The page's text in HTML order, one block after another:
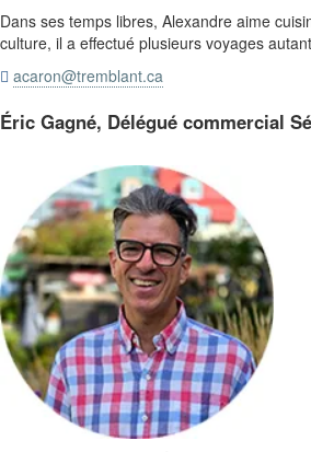
Dans ses temps libres, Alexandre aime
culture, il a effectué plusieurs voyages
 acaron@tremblant.ca
Éric Gagné, Délégué commercial